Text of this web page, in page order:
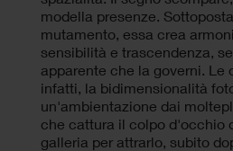
modella presenze.
mutamento, essa crea
sensibilità e trascendenza,
apparente che la governi. Le
infatti, la bidimensionalità
un'ambientazione dai
che cattura il colpo d'occhio
galleria per attrarlo, subito